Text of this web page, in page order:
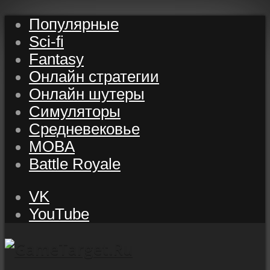
Популярные
Sci-fi
Fantasy
Онлайн стратегии
Онлайн шутеры
Симуляторы
Средневековье
MOBA
Battle Royale
VK
YouTube